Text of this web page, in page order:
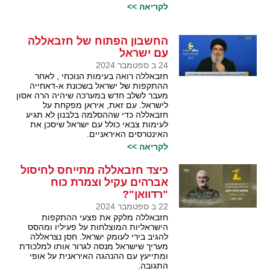
לקריאה >>
החשבון הפתוח של חזבאללה
עם ישראל
24 ב ספטמבר 2024
חזבאללה רואה בעימות הנוכחי , לאחר
ההתקפות של ישראל בשכונת א-דאחייה
מעבר לשלב חדש במערכה שיהיה הרה אסון
לישראל. עם זאת, איראן מפקחת על
חזבאללה כדי שההסלמה בלבנון לא תגיע
לעימות צבאי כולל עם ישראל שיסכן את
האינטרסים האיראניים.
לקריאה >>
כיצד חזבאללה מתייחס לחיסול
אברהים עקיל וצמרת כוח
"רדוואן"?
22 ב ספטמבר 2024
חזבאללה מלקק את פצעי ההתקפות
הישראליות המוצלחות על פעיליו ומהסס
להגיב בירי לעומק ישראל. חסן נצראללה
מעריך שישראל מנסה לגרור אותו למלכודת
ומתייעץ עם ההנהגה האיראנית על אופי
התגובה.